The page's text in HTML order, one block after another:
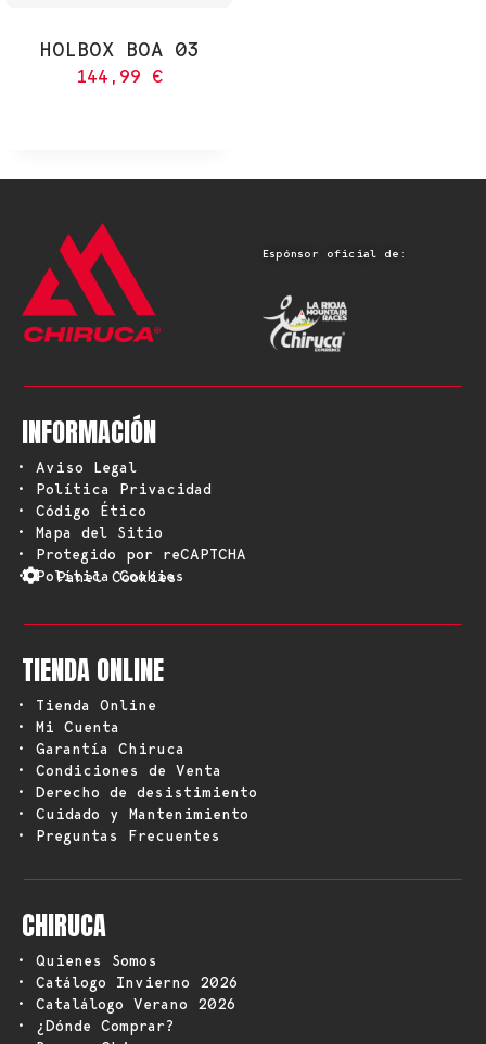
HOLBOX BOA 03
144,99 €
Espónsor oficial de:
INFORMACIÓN
• Aviso Legal
• Política Privacidad
• Código Ético
• Mapa del Sitio
• Protegido por reCAPTCHA
• Política Cookies
Panel Cookies
TIENDA ONLINE
• Tienda Online
• Mi Cuenta
• Garantía Chiruca
• Condiciones de Venta
• Derecho de desistimiento
• Cuidado y Mantenimiento
• Preguntas Frecuentes
CHIRUCA
• Quienes Somos
• Catálogo Invierno 2026
• Catalálogo Verano 2026
• ¿Dónde Comprar?